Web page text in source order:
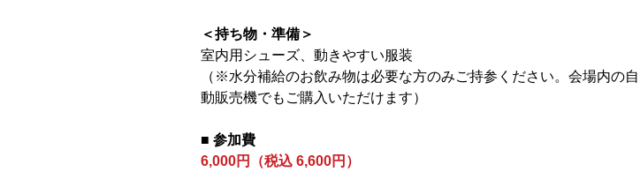
＜持ち物・準備＞
室内用シューズ、動きやすい服装
（※水分補給のお飲み物は必要な方のみご持参ください。会場内の自
動販売機でもご購入いただけます）
■ 参加費
6,000円（税込 6,600円）